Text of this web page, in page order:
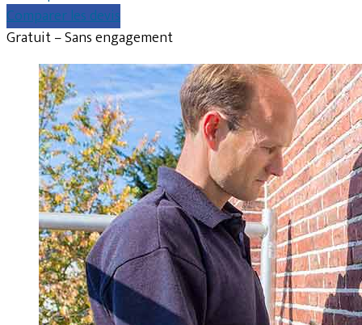
Comparer les devis
Gratuit – Sans engagement